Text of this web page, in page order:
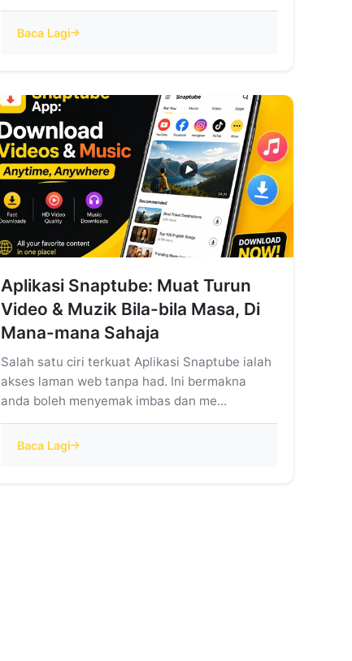
Baca Lagi
Aplikasi Snaptube: Muat Turun
Video & Muzik Bila-bila Masa, Di
Mana-mana Sahaja
Salah satu ciri terkuat Aplikasi Snaptube ialah
akses laman web tanpa had. Ini bermakna
anda boleh menyemak imbas dan me...
Baca Lagi